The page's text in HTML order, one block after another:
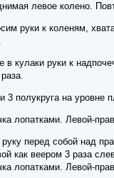
левое колено.
руки к коленям,
в кулаки руки к
3 полукруга на уровне
лопатками. Левой-
перед собой над
как веером 3 раза
лопатками. Левой-